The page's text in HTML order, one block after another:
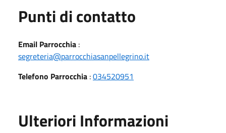
Punti di contatto
Email Parrocchia :
segreteria@parrocchiasanpellegrino.it
Telefono Parrocchia :034520951
Ulteriori Informazioni